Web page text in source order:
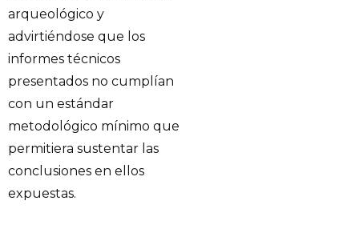
arqueológico y
advirtiéndose que los
informes técnicos
presentados no cumplían
con un estándar
metodológico mínimo que
permitiera sustentar las
conclusiones en ellos
expuestas.